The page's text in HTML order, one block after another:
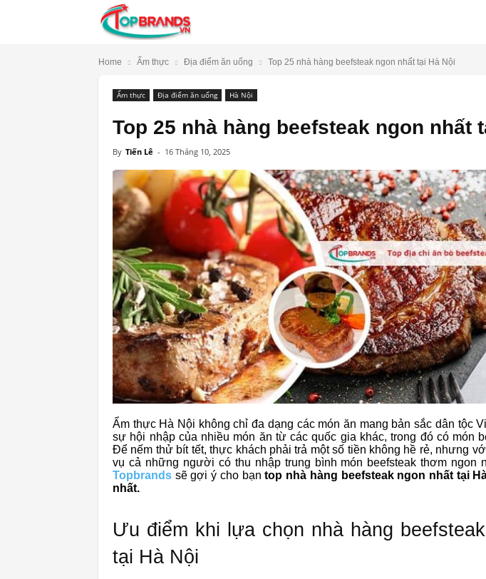
Home Ẩm thực Địa điểm ăn uống Top 25 nhà hàng beefsteak ngon nhất tại Hà Nội
Ẩm thực Địa điểm ăn uống Hà Nội
Top 25 nhà hàng beefsteak ngon nhất
By Tiến Lê - 16 Tháng 10, 2025
Ẩm thực Hà Nội không chỉ đa dạng các món ăn mang bản sắc dân tộc
sự hội nhập của nhiều món ăn từ các quốc gia khác, trong đó có món
Để nếm thử bít tết, thực khách phải trả một số tiền không hề rẻ, nhưng
vụ cả những người có thu nhập trung bình món beefsteak thơm ngon
Topbrands sẽ gợi ý cho bạntop nhà hàng beefsteak ngon nhất tại
nhất.
Ưu điểm khi lựa chọn nhà hàng
tại Hà Nội